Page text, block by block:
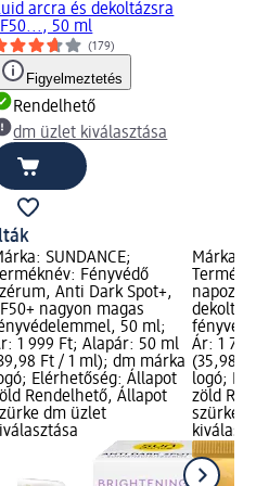
arcra és dekoltázsra
50 ml
(179)
Figyelmeztetés
Rendelhető
dm üzlet kiválasztása
SUNDANCE;
Terméknév: Fényvédő
Anti Dark Spot+,
nagyon magas
50 ml;
1 999 Ft; Alapár: 50 ml
Ft / 1 ml); dm márka
Elérhetőség: Állapot
Rendelhető, Állapot
dm üzlet
Márka:
napozó
Ár: 1
(35,98
logó;
zöld
szürke